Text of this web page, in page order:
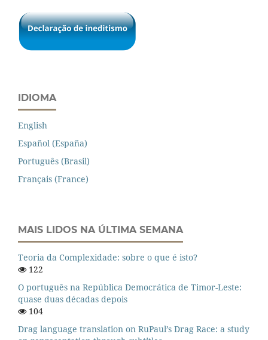
IDIOMA
English
Español (España)
Português (Brasil)
Français (France)
MAIS LIDOS NA ÚLTIMA SEMANA
Teoria da Complexidade: sobre o que é isto?
122
O português na República Democrática de Timor-Leste:
quase duas décadas depois
104
Drag language translation on RuPaul’s Drag Race: a study